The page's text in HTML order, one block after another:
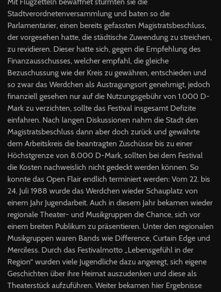
Stadtverordnetenversammlung und baten so die
Parlamentarier, einen bereits gefassten Magistratsbeschluss,
der vorgesehen hatte, die städtische Zuwendung zu streichen,
zu revidieren. Dieser hatte sich, gegen die Empfehlung des
Finanzausschusses, welcher empfahl, die gleiche
Bezuschussung wie der Kreis zu gewähren, entschieden und
so zwar das Werdchen als Austragungsort genehmigt, jedoch
finanziell gesehen nur auf die Nutzungsgebühr von 1.000 D-
Mark zu verzichten, sollte das Festival insgesamt Defizite
einfahren. Nach langen Diskussionen nahm die Stadt den
Magistratsbeschluss dann aber doch zurück und gewährte
dem Arbeitskreis die beantragten Zuschüsse bis zu einer
Höchstgrenze von 8.000 D-Mark, sollten bei dem Festival
die Kosten nachweislich nicht gedeckt werden können. So
konnte das Open Flair endlich terminiert werden: Vom 22. bis
24. Juli 1988 wurde das Werdchen wieder Schauplatz von
einem Jahr Jugendarbeit. Auch in diesem Jahr bekamen wieder
regionale Theater- und Musikgruppen die Chance, sich vor
einem breiten Publikum zu präsentieren. Unter den regionalen
Musikgruppen waren Bands wie Difference, Curtain Edge und
Merciless. Durch das Festivalmotto „Lebensgefühl in der
Region“ wurden viele Jugendliche dazu angeregt, sich eigene
Geschichten über ihre Heimat auszudenken und diese als
Theaterstück aufzuführen. Weiter bekamen hier Ergebnisse